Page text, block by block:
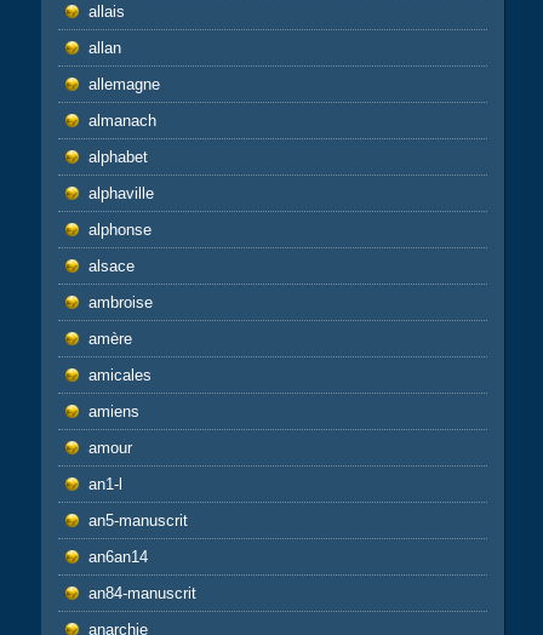
allais
allan
allemagne
almanach
alphabet
alphaville
alphonse
alsace
ambroise
amère
amicales
amiens
amour
an1-l
an5-manuscrit
an6an14
an84-manuscrit
anarchie